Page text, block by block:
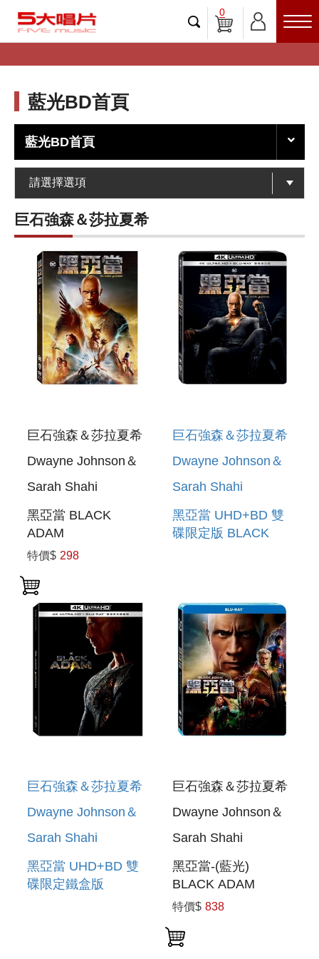
0
藍光BD首頁
藍光BD首頁
巨石強森＆莎拉夏希
巨石強森＆莎拉夏希
Dwayne Johnson＆
Sarah Shahi
黑亞當 BLACK
ADAM
特價$ 298
巨石強森＆莎拉夏希
Dwayne Johnson＆
Sarah Shahi
黑亞當 UHD+BD 雙
碟限定版 BLACK
巨石強森＆莎拉夏希
Dwayne Johnson＆
Sarah Shahi
黑亞當 UHD+BD 雙
碟限定鐵盒版
巨石強森＆莎拉夏希
Dwayne Johnson＆
Sarah Shahi
黑亞當-(藍光)
BLACK ADAM
特價$ 838